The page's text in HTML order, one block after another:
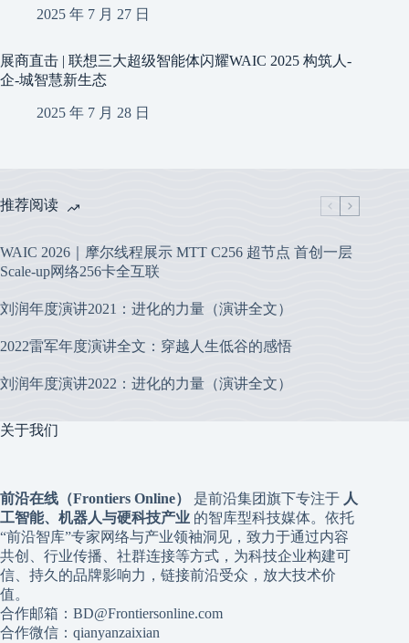
2025 年 7 月 27 日
展商直击 | 联想三大超级智能体闪耀WAIC 2025 构筑人-
企-城智慧新生态
2025 年 7 月 28 日
推荐阅读
WAIC 2026｜摩尔线程展示 MTT C256 超节点 首创一层
Scale-up网络256卡全互联
刘润年度演讲2021：进化的力量（演讲全文）
2022雷军年度演讲全文：穿越人生低谷的感悟
刘润年度演讲2022：进化的力量（演讲全文）
关于我们
前沿在线（Frontiers Online） 是前沿集团旗下专注于 人
工智能、机器人与硬科技产业 的智库型科技媒体。依托
“前沿智库”专家网络与产业领袖洞见，致力于通过内容
共创、行业传播、社群连接等方式，为科技企业构建可
信、持久的品牌影响力，链接前沿受众，放大技术价
值。
合作邮箱：BD@Frontiersonline.com
合作微信：qianyanzaixian